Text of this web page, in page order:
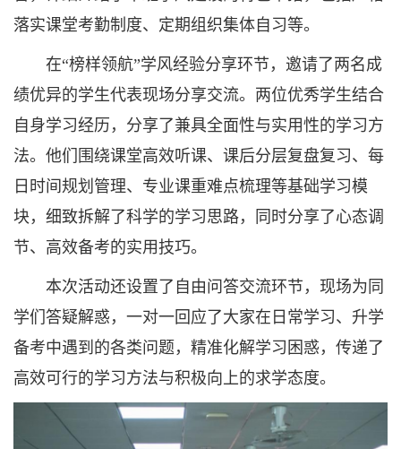
落实课堂考勤制度、定期组织集体自习等。
在“榜样领航”学风经验分享环节，邀请了两名成
绩优异的学生代表现场分享交流。两位优秀学生结合
自身学习经历，分享了兼具全面性与实用性的学习方
法。他们围绕课堂高效听课、课后分层复盘复习、每
日时间规划管理、专业课重难点梳理等基础学习模
块，细致拆解了科学的学习思路，同时分享了心态调
节、高效备考的实用技巧。
本次活动还设置了自由问答交流环节，现场为同
学们答疑解惑，一对一回应了大家在日常学习、升学
备考中遇到的各类问题，精准化解学习困惑，传递了
高效可行的学习方法与积极向上的求学态度。